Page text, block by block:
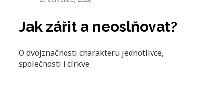
Jak zářit a neoslňovat?
O dvojznačnosti charakteru jednotlivce,
společnosti i církve